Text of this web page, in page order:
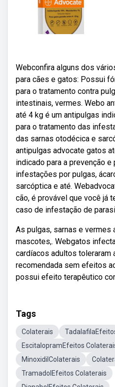
Webconfira alguns dos
para cães e gatos: Possui
para o tratamento contra
intestinais, vermes. Webo
até 4 kg é um antipulgas
para o tratamento das
das sarnas otodécica e
antipulgas advocate gatos
indicado para a prevenção e
infestações por pulgas,
sarcóptica e até.
cão, é provável que você já
caso de infestação de
As pulgas, sarnas e vermes
mascotes,. Webgatos
cardíacos adultos toleraram
recomendada sem efeitos
possui efeito terapêutico
Tags
Colaterais
EscitalopramEfeitos
MinoxidilColaterais
TramadolEfeitos Colaterais